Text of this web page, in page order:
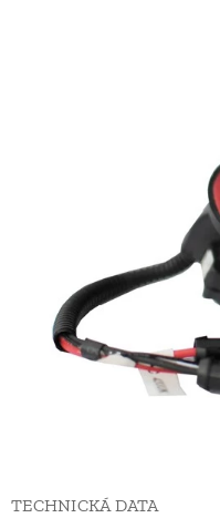
TECHNICKÁ DATA